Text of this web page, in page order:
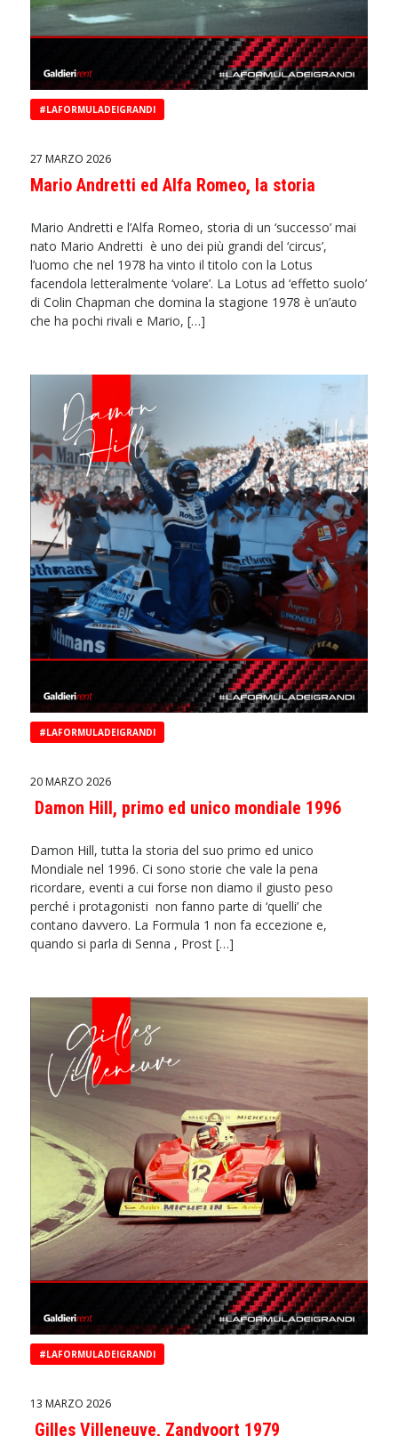
#LAFORMULADEIGRANDI
27 MARZO 2026
Mario Andretti ed Alfa Romeo, la storia
Mario Andretti e l’Alfa Romeo, storia di un ‘successo’ mai
nato Mario Andretti è uno dei più grandi del ‘circus’,
l’uomo che nel 1978 ha vinto il titolo con la Lotus
facendola letteralmente ‘volare’. La Lotus ad ‘effetto suolo’
di Colin Chapman che domina la stagione 1978 è un’auto
che ha pochi rivali e Mario, […]
#LAFORMULADEIGRANDI
20 MARZO 2026
Damon Hill, primo ed unico mondiale 1996
Damon Hill, tutta la storia del suo primo ed unico
Mondiale nel 1996. Ci sono storie che vale la pena
ricordare, eventi a cui forse non diamo il giusto peso
perché i protagonisti non fanno parte di ‘quelli’ che
contano davvero. La Formula 1 non fa eccezione e,
quando si parla di Senna , Prost […]
#LAFORMULADEIGRANDI
13 MARZO 2026
Gilles Villeneuve, Zandvoort 1979